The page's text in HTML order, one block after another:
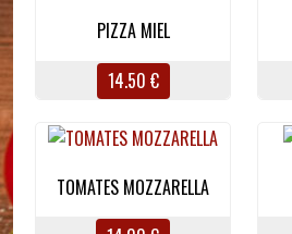
PIZZA MIEL
14.50 €
TOMATES MOZZARELLA